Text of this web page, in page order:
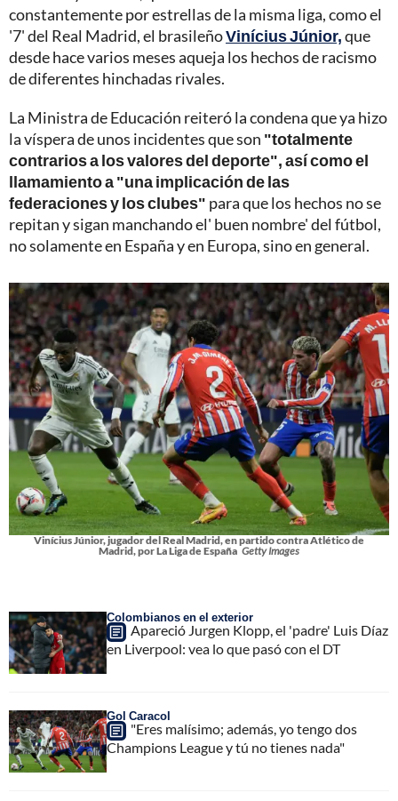
constantemente por estrellas de la misma liga, como el
'7' del Real Madrid, el brasileñoVinícius Júnior,que
desde hace varios meses aqueja los hechos de racismo
de diferentes hinchadas rivales.
La Ministra de Educación reiteró la condena que ya hizo
la víspera de unos incidentes que son "totalmente
contrarios a los valores del deporte", así como el
llamamiento a "una implicación de las
federaciones y los clubes" para que los hechos no se
repitan y sigan manchando el' buen nombre' del fútbol,
no solamente en España y en Europa, sino en general.
Vinícius Júnior, jugador del Real Madrid, en partido contra Atlético de
Madrid, por La Liga de España Getty Images
Colombianos en el exterior
Apareció Jurgen Klopp, el 'padre' Luis Díaz
en Liverpool: vea lo que pasó con el DT
Gol Caracol
"Eres malísimo; además, yo tengo dos
Champions League y tú no tienes nada"